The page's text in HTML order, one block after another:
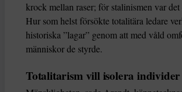
krock mellan raser; för stalinismen var det
Hur som helst försökte totalitära ledare
historiska ”lagar” genom att med våld
människor de styrde.
Totalitarism vill isolera individer